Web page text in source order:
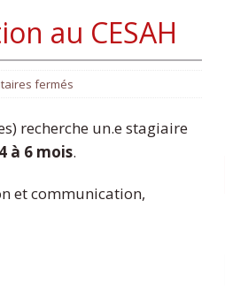
au CESAH
fermés
recherche un.e stagiaire
4 à 6 mois.
et communication,